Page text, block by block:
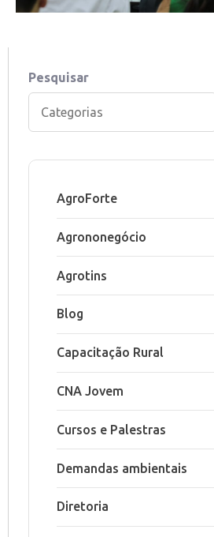
Pesquisar
AgroForte
Agrononegócio
Agrotins
Blog
Capacitação Rural
CNA Jovem
Cursos e Palestras
Demandas ambientais
Diretoria